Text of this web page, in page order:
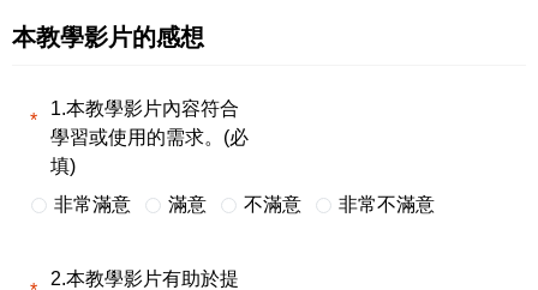
本教學影片的感想
1.本教學影片內容符合
學習或使用的需求。(必
填)
非常滿意
滿意 不滿意 非常不滿意
2.本教學影片有助於提